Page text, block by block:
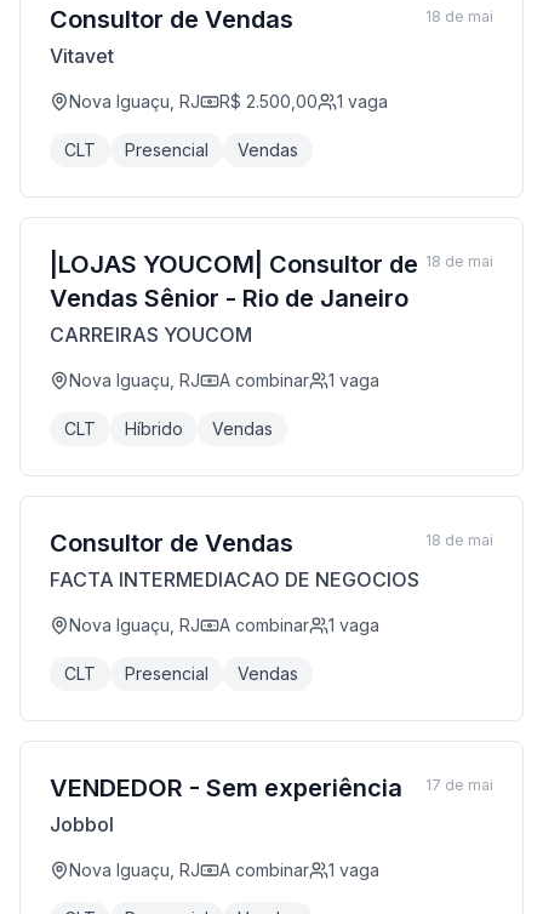
Consultor de Vendas
Vitavet
Nova Iguaçu, RJ R$ 2.500,00 1 vaga
CLT Presencial Vendas
18 de mai
|LOJAS YOUCOM| Consultor de
Vendas Sênior - Rio de Janeiro
CARREIRAS YOUCOM
Nova Iguaçu, RJ A combinar 1 vaga
CLT Híbrido Vendas
18 de mai
Consultor de Vendas
FACTA INTERMEDIACAO DE NEGOCIOS
Nova Iguaçu, RJ A combinar 1 vaga
CLT Presencial Vendas
18 de mai
VENDEDOR - Sem experiência
Jobbol
Nova Iguaçu, RJ A combinar 1 vaga
17 de mai